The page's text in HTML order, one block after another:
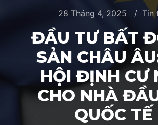
28 Tháng 4, 2025 Tin
ĐẦU TƯ BẤT
SẢN CHÂU
HỘI ĐỊNH CƯ
CHO NHÀ
QUỐC TẾ